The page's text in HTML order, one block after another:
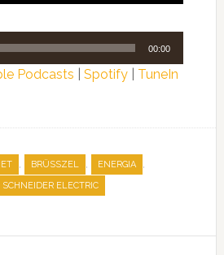
00:00
Podcasts Spotify| TuneIn
, BRÜSSZEL , ENERGIA ,
SCHNEIDER ELECTRIC